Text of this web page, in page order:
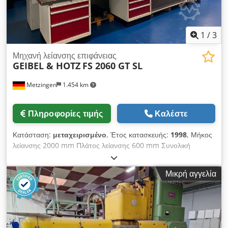
1 /3
Metzingen 1.454 km
Μηχανή λείανσης επιφάνειας
GEIBEL & HOTZ FS 2060 GT SL
Πληροφορίες τιμής Καλέστε
Κατάσταση: μεταχειρισμένο, Έτος κατασκευής: 1998, Μήκος
λείανσης 2000 mm Πλάτος λείανσης 600 mm Συνολική
απαίτηση ισχύος 17 kW Βάρος μηχανής περίπου. 10 τ
ΠΡΟΣΦΟΡΑ Μπορούμε να σας προσφέρουμε πρώην
αποθήκη, λάθη και προηγούμενη πώληση με κράτηση,
προσφορά χωρίς υποχρέωση: GEIBEL & HOTZ Μηχανή
λείανσης επιφανειών & προφίλ με ελεγχόμενο κύκλο CNC
Τύπος FS 2060 - GT SL Έτος κατασκευής 1998 1013220998
_____ Μέγιστο μήκος λείανσης. (μέγ. επιτραπέζια κατά μήκος
Μικρή αγγελία